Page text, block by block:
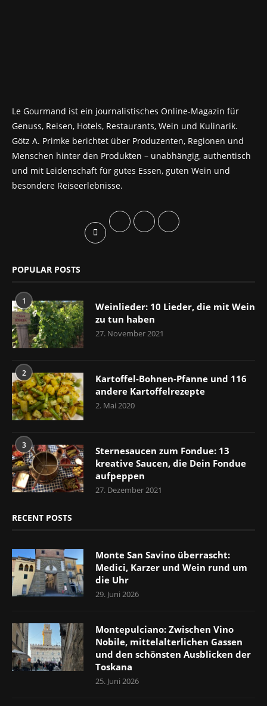
Le Gourmand ist ein journalistisches Online-Magazin für
Genuss, Reisen, Hotels, Restaurants, Wein und Kulinarik.
Götz A. Primke berichtet über Produzenten, Regionen und
Menschen hinter den Produkten – unabhängig, authentisch
und mit Leidenschaft für gutes Essen, guten Wein und
besondere Reiseerlebnisse.
POPULAR POSTS
1
Weinlieder: 10 Lieder, die mit Wein
zu tun haben
27. November 2021
2
Kartoffel-Bohnen-Pfanne und 116
andere Kartoffelrezepte
2. Mai 2020
3
Sternesaucen zum Fondue: 13
kreative Saucen, die Dein Fondue
aufpeppen
27. Dezember 2021
RECENT POSTS
Monte San Savino überrascht:
Medici, Karzer und Wein rund um
die Uhr
29. Juni 2026
Montepulciano: Zwischen Vino
Nobile, mittelalterlichen Gassen
und den schönsten Ausblicken der
Toskana
25. Juni 2026